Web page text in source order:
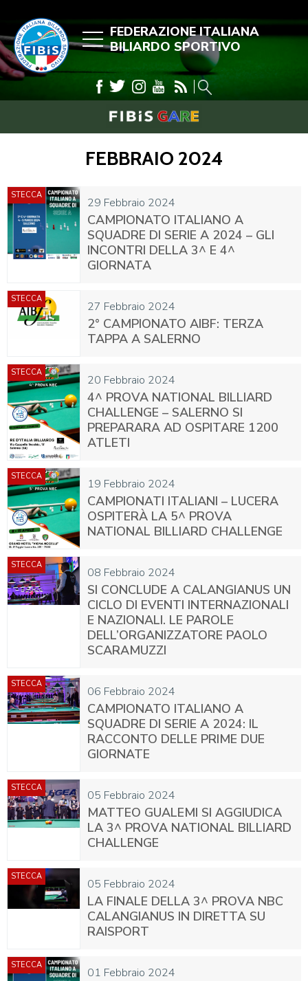
FEDERAZIONE ITALIANA
BILIARDO SPORTIVO
FEBBRAIO 2024
29 Febbraio 2024
STECCA
CAMPIONATO ITALIANO A
SQUADRE DI SERIE A 2024 – GLI
INCONTRI DELLA 3^ E 4^
GIORNATA
27 Febbraio 2024
STECCA
2° CAMPIONATO AIBF: TERZA
TAPPA A SALERNO
20 Febbraio 2024
STECCA
4^ PROVA NATIONAL BILLIARD
CHALLENGE – SALERNO SI
PREPARARA AD OSPITARE 1200
ATLETI
19 Febbraio 2024
STECCA
CAMPIONATI ITALIANI – LUCERA
OSPITERÀ LA 5^ PROVA
NATIONAL BILLIARD CHALLENGE
08 Febbraio 2024
STECCA
SI CONCLUDE A CALANGIANUS UN
CICLO DI EVENTI INTERNAZIONALI
E NAZIONALI. LE PAROLE
DELL’ORGANIZZATORE PAOLO
SCARAMUZZI
06 Febbraio 2024
STECCA
CAMPIONATO ITALIANO A
SQUADRE DI SERIE A 2024: IL
RACCONTO DELLE PRIME DUE
GIORNATE
05 Febbraio 2024
STECCA
MATTEO GUALEMI SI AGGIUDICA
LA 3^ PROVA NATIONAL BILLIARD
CHALLENGE
05 Febbraio 2024
STECCA
LA FINALE DELLA 3^ PROVA NBC
CALANGIANUS IN DIRETTA SU
RAISPORT
01 Febbraio 2024
STECCA